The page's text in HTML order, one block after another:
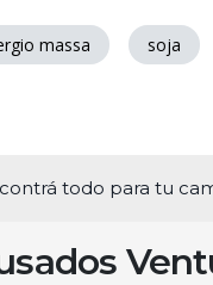
massa soja
todo para tu